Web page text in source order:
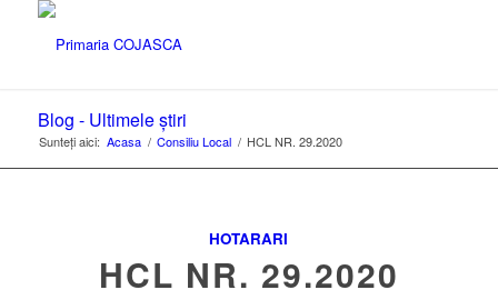
Blog - Ultimele știri
Sunteți aici: Acasa / Consiliu Local / HCL NR. 29.2020
HOTARARI
HCL NR. 29.2020